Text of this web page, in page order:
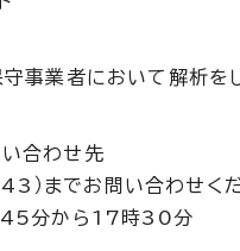
事業者において解析を
合わせ先
までお問い合わせくだ
分から17時30分